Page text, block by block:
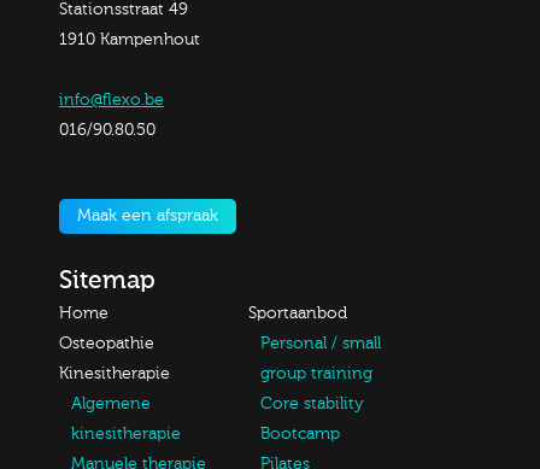
Stationsstraat 49
1910 Kampenhout
info@flexo.be
016/90.80.50
Maak een afspraak
Sitemap
Home
Osteopathie
Kinesitherapie
Algemene
kinesitherapie
Manuele therapie
Sportaanbod
Personal / small
group training
Core stability
Bootcamp
Pilates